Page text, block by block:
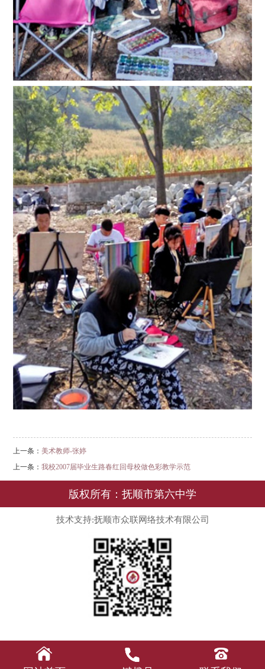
上一条：美术教师-张婷
上一条：我校2007届毕业生路春红回母校做色彩教学示范
版权所有：抚顺市第六中学
技术支持:抚顺市众联网络技术有限公司
  